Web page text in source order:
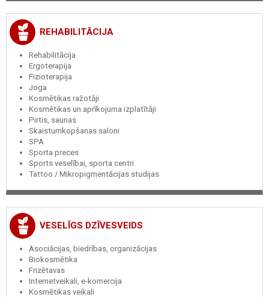
REHABILITĀCIJA
Rehabilitācija
Ergoterapija
Fizioterapija
Joga
Kosmētikas ražotāji
Kosmētikas un aprīkojuma izplatītāji
Pirtis, saunas
Skaistumkopšanas saloni
SPA
Sporta preces
Sports veselībai, sporta centri
Tattoo / Mikropigmentācijas studijas
VESELĪGS DZĪVESVEIDS
Asociācijas, biedrības, organizācijas
Biokosmētika
Frizētavas
Internetveikali, e-komercija
Kosmētikas veikali